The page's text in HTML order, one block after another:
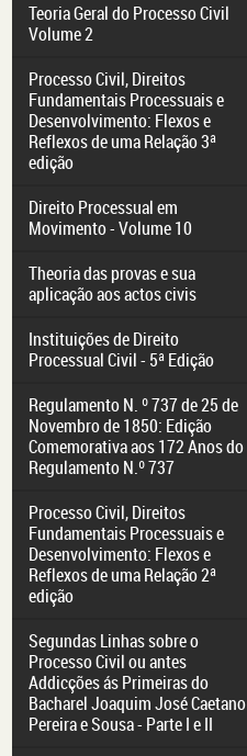
Teoria Geral do Processo Civil
Volume 2
Processo Civil, Direitos
Fundamentais Processuais e
Desenvolvimento: Flexos e
Reflexos de uma Relação 3ª
edição
Direito Processual em
Movimento - Volume 10
Theoria das provas e sua
aplicação aos actos civis
Instituições de Direito
Processual Civil - 5ª Edição
Regulamento N. º 737 de 25 de
Novembro de 1850: Edição
Comemorativa aos 172 Anos do
Regulamento N.º 737
Processo Civil, Direitos
Fundamentais Processuais e
Desenvolvimento: Flexos e
Reflexos de uma Relação 2ª
edição
Segundas Linhas sobre o
Processo Civil ou antes
Addicções ás Primeiras do
Bacharel Joaquim José Caetano
Pereira e Sousa - Parte I e II